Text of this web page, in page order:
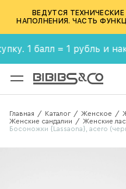
ВЕДУТСЯ
НАПОЛНЕНИЯ. ЧАСТЬ
балл = 1 рубль и
Главная / Каталог / Женское /
Женские сандалии / Женские
Босоножки {Lassaona}, acero